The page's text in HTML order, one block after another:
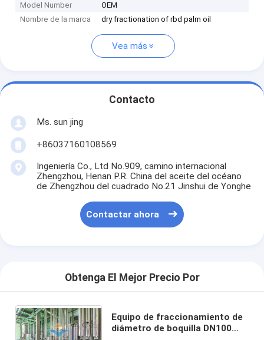
Model Number
OEM
Nombre de la marca
dry fractionation of rbd palm oil
Vea más
Contacto
Ms. sun jing
+86037160108569
Ingeniería Co., Ltd No.909, camino internacional
Zhengzhou, Henan P.R. China del aceite del océano
de Zhengzhou del cuadrado No.21 Jinshui de Yonghe
Contactar ahora
Obtenga El Mejor Precio Por
Equipo de fraccionamiento de
diámetro de boquilla DN100